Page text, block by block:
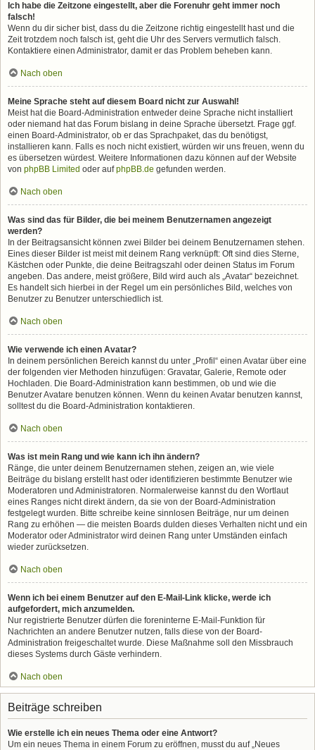
Ich habe die Zeitzone eingestellt, aber die Forenuhr geht immer noch
falsch!
Wenn du dir sicher bist, dass du die Zeitzone richtig eingestellt hast und die
Zeit trotzdem noch falsch ist, geht die Uhr des Servers vermutlich falsch.
Kontaktiere einen Administrator, damit er das Problem beheben kann.
Nach oben
Meine Sprache steht auf diesem Board nicht zur Auswahl!
Meist hat die Board-Administration entweder deine Sprache nicht installiert
oder niemand hat das Forum bislang in deine Sprache übersetzt. Frage ggf.
einen Board-Administrator, ob er das Sprachpaket, das du benötigst,
installieren kann. Falls es noch nicht existiert, würden wir uns freuen, wenn du
es übersetzen würdest. Weitere Informationen dazu können auf der Website
von phpBB Limited oder aufphpBB.de gefunden werden.
Nach oben
Was sind das für Bilder, die bei meinem Benutzernamen angezeigt
werden?
In der Beitragsansicht können zwei Bilder bei deinem Benutzernamen stehen.
Eines dieser Bilder ist meist mit deinem Rang verknüpft: Oft sind dies Sterne,
Kästchen oder Punkte, die deine Beitragszahl oder deinen Status im Forum
angeben. Das andere, meist größere, Bild wird auch als „Avatar“ bezeichnet.
Es handelt sich hierbei in der Regel um ein persönliches Bild, welches von
Benutzer zu Benutzer unterschiedlich ist.
Nach oben
Wie verwende ich einen Avatar?
In deinem persönlichen Bereich kannst du unter „Profil“ einen Avatar über eine
der folgenden vier Methoden hinzufügen: Gravatar, Galerie, Remote oder
Hochladen. Die Board-Administration kann bestimmen, ob und wie die
Benutzer Avatare benutzen können. Wenn du keinen Avatar benutzen kannst,
solltest du die Board-Administration kontaktieren.
Nach oben
Was ist mein Rang und wie kann ich ihn ändern?
Ränge, die unter deinem Benutzernamen stehen, zeigen an, wie viele
Beiträge du bislang erstellt hast oder identifizieren bestimmte Benutzer wie
Moderatoren und Administratoren. Normalerweise kannst du den Wortlaut
eines Ranges nicht direkt ändern, da sie von der Board-Administration
festgelegt wurden. Bitte schreibe keine sinnlosen Beiträge, nur um deinen
Rang zu erhöhen — die meisten Boards dulden dieses Verhalten nicht und ein
Moderator oder Administrator wird deinen Rang unter Umständen einfach
wieder zurücksetzen.
Nach oben
Wenn ich bei einem Benutzer auf den E-Mail-Link klicke, werde ich
aufgefordert, mich anzumelden.
Nur registrierte Benutzer dürfen die foreninterne E-Mail-Funktion für
Nachrichten an andere Benutzer nutzen, falls diese von der Board-
Administration freigeschaltet wurde. Diese Maßnahme soll den Missbrauch
dieses Systems durch Gäste verhindern.
Nach oben
Beiträge schreiben
Wie erstelle ich ein neues Thema oder eine Antwort?
Um ein neues Thema in einem Forum zu eröffnen, musst du auf „Neues